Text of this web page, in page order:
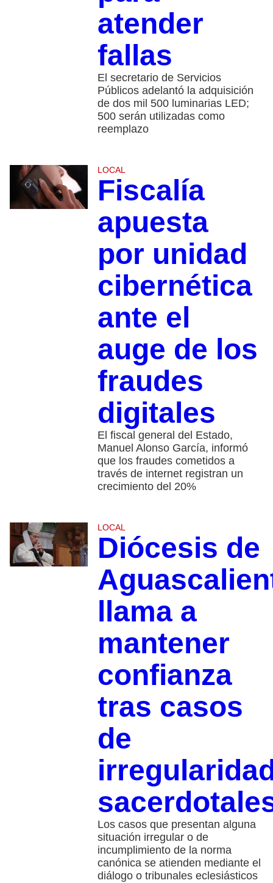
atender
fallas
El secretario de Servicios
Públicos adelantó la adquisición
de dos mil 500 luminarias LED;
500 serán utilizadas como
reemplazo
LOCAL
Fiscalía
apuesta
por unidad
cibernética
ante el
auge de los
fraudes
digitales
El fiscal general del Estado,
Manuel Alonso García, informó
que los fraudes cometidos a
través de internet registran un
crecimiento del 20%
LOCAL
Diócesis de
llama a
mantener
confianza
tras casos
de
Los casos que presentan alguna
situación irregular o de
incumplimiento de la norma
canónica se atienden mediante el
diálogo o tribunales eclesiásticos